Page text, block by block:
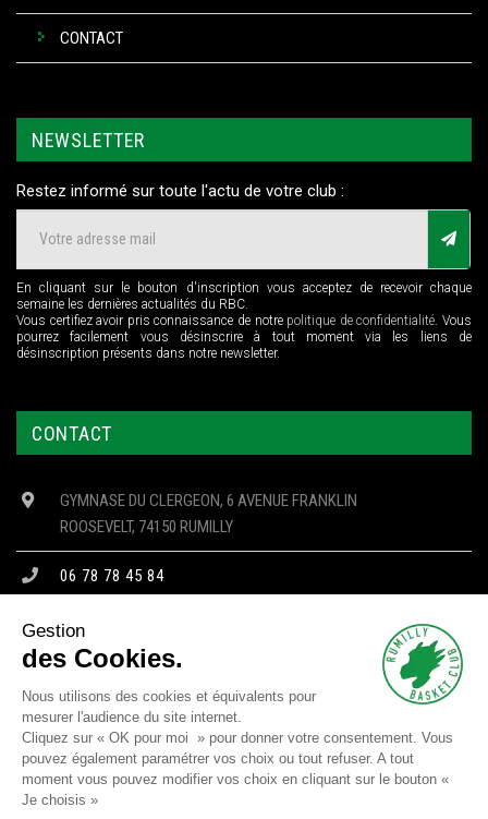
CONTACT
NEWSLETTER
Restez informé sur toute l'actu de votre club :
En cliquant sur le bouton d'inscription vous acceptez de recevoir chaque
semaine les dernières actualités du RBC.
Vous certifiez avoir pris connaissance de notre politique de confidentialité. Vous
pourrez facilement vous désinscrire à tout moment via les liens de
désinscription présents dans notre newsletter.
CONTACT
GYMNASE DU CLERGEON, 6 AVENUE FRANKLIN
ROOSEVELT, 74150 RUMILLY
06 78 78 45 84
CONTACT@RBC74.FR
Copyright © 2023 RBC - Tous droits réservés - Mentions Légales-
Confidentialité-Cookies
Gestion
des Cookies.
Nous utilisons des cookies et équivalents pour
mesurer l'audience du site internet.
Cliquez sur « OK pour moi » pour donner votre consentement. Vous
pouvez également paramétrer vos choix ou tout refuser. A tout
moment vous pouvez modifier vos choix en cliquant sur le bouton «
Je choisis »